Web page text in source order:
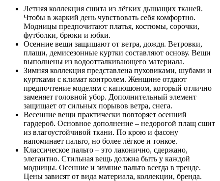
Летняя коллекция сшита из лёгких дышащих тканей.
Чтобы в жаркий день чувствовать себя комфортно.
Модницы предпочитают платья, костюмы, сорочки,
футболки, брюки и юбки.
Осенние вещи защищают от ветра, дождя. Ветровки,
плащи, демисезонные куртки составляют основу. Вещи
выполнены из водоотталкивающего материала.
Зимняя коллекция представлена пуховиками, шубами и
куртками с климат контролем. Женщине отдают
предпочтение моделям с капюшоном, который отлично
заменяет головной убор. Дополнительный элемент
защищает от сильных порывов ветра, снега.
Весенние вещи практически повторяет осенний
гардероб. Основное дополнение – недорогой плащ сшит
из влагоустойчивой ткани. По крою и фасону
напоминает пальто, но более лёгкое и тонкое.
Классическое пальто – это лаконично, сдержано,
элегантно. Стильная вещь должна быть у каждой
модницы. Осенние и зимние пальто всегда в тренде.
Цены зависят от вида материала, коллекции, бренда.